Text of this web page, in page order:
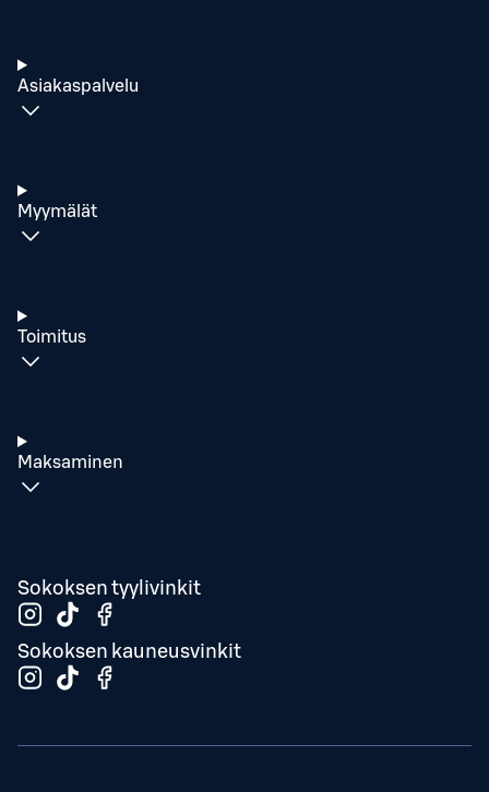
Asiakaspalvelu
Myymälät
Toimitus
Maksaminen
Sokoksen tyylivinkit
Sokoksen kauneusvinkit